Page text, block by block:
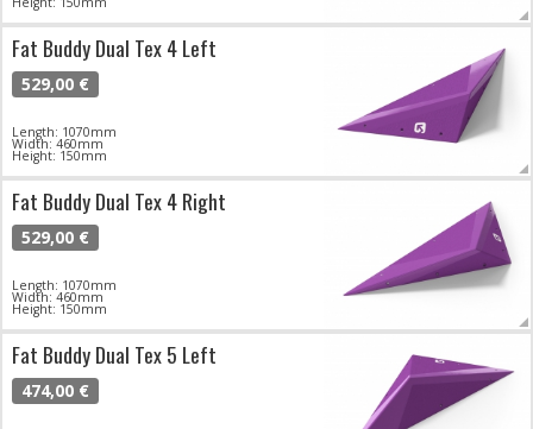
Fat Buddy Dual Tex 4 Left
529,00 €
Length: 1070mm
Width: 460mm
Height: 150mm
Fat Buddy Dual Tex 4 Right
529,00 €
Length: 1070mm
Width: 460mm
Height: 150mm
Fat Buddy Dual Tex 5 Left
474,00 €